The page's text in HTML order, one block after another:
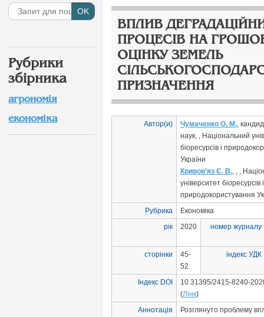
ВПЛИВ
ПРОЦЕСІВ НА
ОЦІНКУ ЗЕМЕЛЬ
ПРИЗНАЧЕННЯ
Автор(и) Чумаченко О. М.,
наук, , Національний
біоресурсів і
України
Кривов’яз Є. В., , ,
університет біоресурсів і
природокористування
Рубрика
Економіка
рік
2020 номер журналу
сторінки
45-
52
індекс УДК
Індекс DOI
10.31395/2415-8240-
(Лінк)
Аннотація
Розглянуто проблему
Рубрики
збірника
агрономія
економіка